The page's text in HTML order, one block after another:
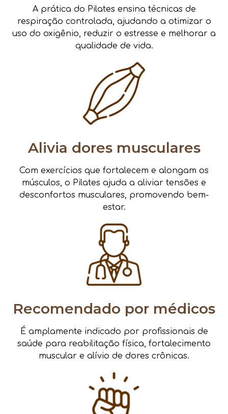
A prática do Pilates ensina técnicas de
respiração controlada, ajudando a otimizar o
uso do oxigênio, reduzir o estresse e melhorar a
qualidade de vida.
Alivia dores musculares
Com exercícios que fortalecem e alongam os
músculos, o Pilates ajuda a aliviar tensões e
desconfortos musculares, promovendo bem-
estar.
Recomendado por médicos
É amplamente indicado por profissionais de
saúde para reabilitação física, fortalecimento
muscular e alívio de dores crônicas.